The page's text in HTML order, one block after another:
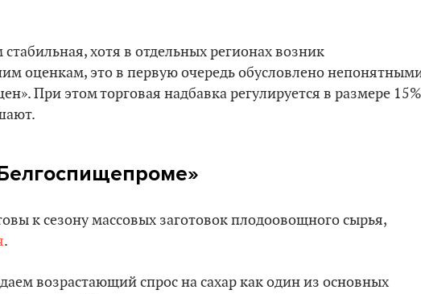
хотя в отдельных регионах возник
оценкам, это в первую очередь обусловлено
При этом торговая надбавка регулируется в размере
к сезону массовых заготовок плодоовощного сырья,
.
возрастающий спрос на сахар как один из основных